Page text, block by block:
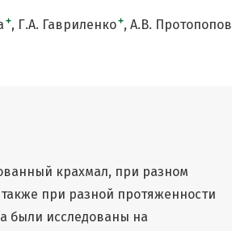
+ Г.А. Гавриленко+ А.В. Протопопов
крахмал, при разном
при разной протяженности
были исследованы на